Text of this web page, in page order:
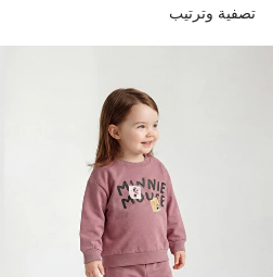
تصفية وترتيب